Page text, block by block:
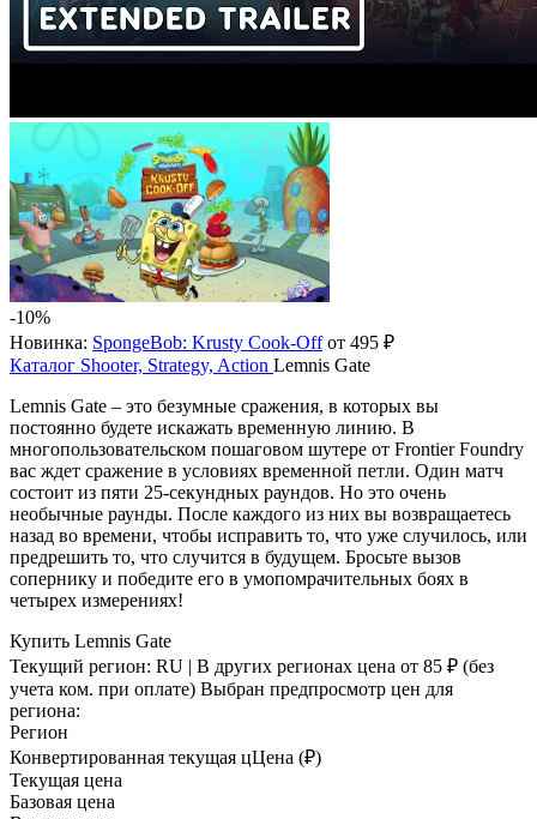
-10%
Новинка: SpongeBob: Krusty Cook-Offот 495 ₽
Каталог Shooter, Strategy, Action Lemnis Gate
Lemnis Gate – это безумные сражения, в которых вы
постоянно будете искажать временную линию. В
многопользовательском пошаговом шутере от Frontier Foundry
вас ждет сражение в условиях временной петли. Один матч
состоит из пяти 25-секундных раундов. Но это очень
необычные раунды. После каждого из них вы возвращаетесь
назад во времени, чтобы исправить то, что уже случилось, или
предрешить то, что случится в будущем. Бросьте вызов
сопернику и победите его в умопомрачительных боях в
четырех измерениях!
Купить Lemnis Gate
Текущий регион: RU | В других регионах цена от 85 ₽ (без
учета ком. при оплате) Выбран предпросмотр цен для
региона:
Регион
Конвертированная текущая цЦена (₽)
Текущая цена
Базовая цена